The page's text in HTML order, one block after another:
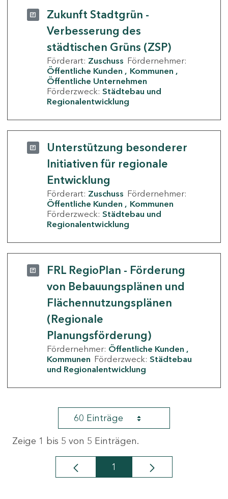
Zukunft Stadtgrün -
Verbesserung des
städtischen Grüns (ZSP)
Förderart: Zuschuss Fördernehmer:
Öffentliche Kunden
Kommunen
Öffentliche Unternehmen
Förderzweck: Städtebau und
Regionalentwicklung
Unterstützung besonderer
Initiativen für regionale
Entwicklung
Förderart: Zuschuss Fördernehmer:
Öffentliche Kunden
Kommunen
Förderzweck: Städtebau und
Regionalentwicklung
FRL RegioPlan - Förderung
von Bebauungsplänen und
Flächennutzungsplänen
(Regionale
Planungsförderung)
Fördernehmer: Öffentliche Kunden
Kommunen Förderzweck: Städtebau
und Regionalentwicklung
60 Einträge
Zeige 1 bis 5 von 5 Einträgen.
Seite
1